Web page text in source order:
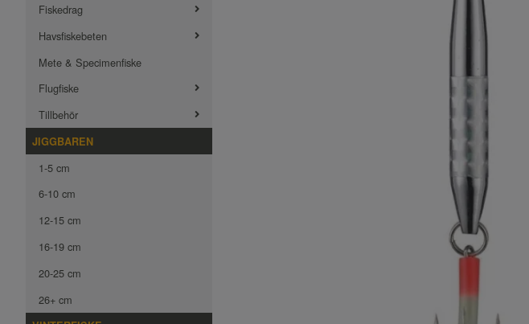
Fiskedrag
Havsfiskebeten
Mete & Specimenfiske
Flugfiske
Tillbehör
JIGGBAREN
1-5 cm
6-10 cm
12-15 cm
16-19 cm
20-25 cm
26+ cm